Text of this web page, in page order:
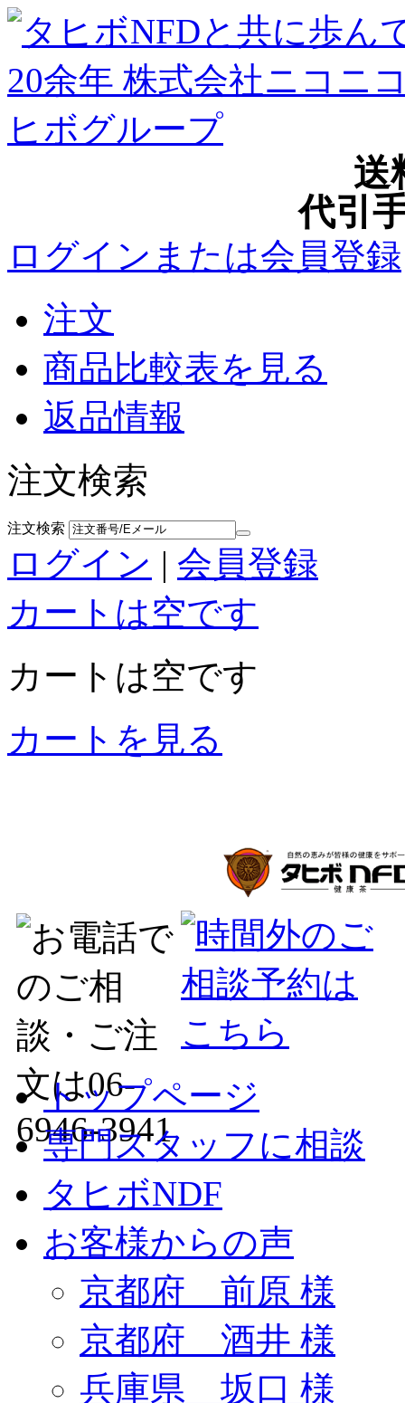
送
代引
ログインまたは会員登録
注文
商品比較表を見る
返品情報
注文検索
注文検索
ログイン | 会員登録
カートは空です
カートは空です
カートを見る
トップページ
専門スタッフに相談
タヒボNDF
お客様からの声
京都府 前原 様
京都府 酒井 様
兵庫県 坂口 様